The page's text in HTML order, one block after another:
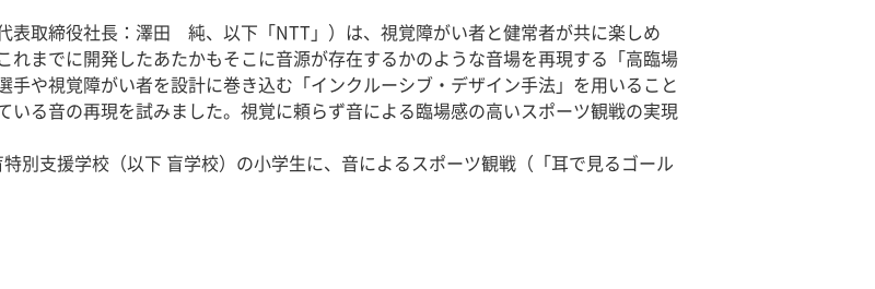
表取締役社長：澤田 純、以下「NTT」）は、視覚障がい者と健常者が共に楽しめ
までに開発したあたかもそこに音源が存在するかのような音場を再現する「高臨場
や視覚障がい者を設計に巻き込む「インクルーシブ・デザイン手法」を用いること
る音の再現を試みました。視覚に頼らず音による臨場感の高いスポーツ観戦の実現
別支援学校（以下 盲学校）の小学生に、音によるスポーツ観戦（「耳で見るゴール